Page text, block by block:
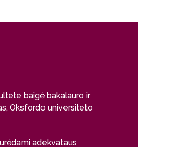
baigė bakalauro ir
Oksfordo universiteto
adekvataus